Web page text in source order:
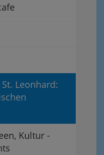
Leonhard:
Kultur -